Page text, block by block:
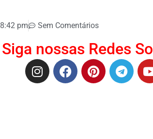
8:42 pm Sem Comentários
Siga nossas Redes